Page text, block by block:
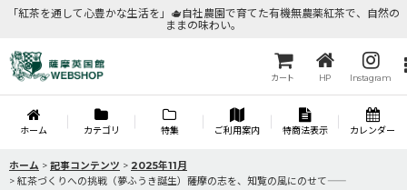
「紅茶を通して心豊かな生活を」🫖自社農園で育てた有機無農薬紅茶で、自然の
ままの味わい。
カート HP Instagram
ホーム カテゴリ 特集 ご利用案内 特商法表示 カレンダー
ホーム > 記事コンテンツ > 2025年11月
> 紅茶づくりへの挑戦（夢ふうき誕生）――薩摩の志を、知覧の風にのせて――